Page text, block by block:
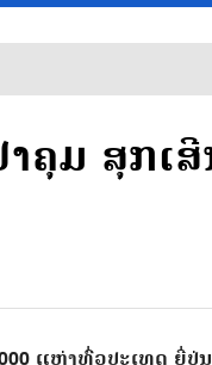
ມ ສຸກເສີ
ແຫ່ງທົ່ວປະເທດ ຍີ່